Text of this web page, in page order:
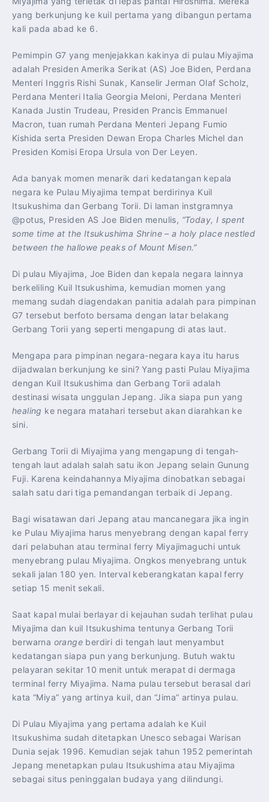
yang berkunjung ke kuil pertama yang dibangun pertama
kali pada abad ke 6.
Pemimpin G7 yang menjejakkan kakinya di pulau Miyajima
adalah Presiden Amerika Serikat (AS) Joe Biden, Perdana
Menteri Inggris Rishi Sunak, Kanselir Jerman Olaf Scholz,
Perdana Menteri Italia Georgia Meloni, Perdana Menteri
Kanada Justin Trudeau, Presiden Prancis Emmanuel
Macron, tuan rumah Perdana Menteri Jepang Fumio
Kishida serta Presiden Dewan Eropa Charles Michel dan
Presiden Komisi Eropa Ursula von Der Leyen.
Ada banyak momen menarik dari kedatangan kepala
negara ke Pulau Miyajima tempat berdirinya Kuil
Itsukushima dan Gerbang Torii. Di laman instgramnya
@potus, Presiden AS Joe Biden menulis, “Today, I spent
some time at the Itsukushima Shrine – a holy place nestled
between the hallowe peaks of Mount Misen.”
Di pulau Miyajima, Joe Biden dan kepala negara lainnya
berkeliling Kuil Itsukushima, kemudian momen yang
memang sudah diagendakan panitia adalah para pimpinan
G7 tersebut berfoto bersama dengan latar belakang
Gerbang Torii yang seperti mengapung di atas laut.
Mengapa para pimpinan negara-negara kaya itu harus
dijadwalan berkunjung ke sini? Yang pasti Pulau Miyajima
dengan Kuil Itsukushima dan Gerbang Torii adalah
destinasi wisata unggulan Jepang. Jika siapa pun yang
healing ke negara matahari tersebut akan diarahkan ke
sini.
Gerbang Torii di Miyajima yang mengapung di tengah-
tengah laut adalah salah satu ikon Jepang selain Gunung
Fuji. Karena keindahannya Miyajima dinobatkan sebagai
salah satu dari tiga pemandangan terbaik di Jepang.
Bagi wisatawan dari Jepang atau mancanegara jika ingin
ke Pulau Miyajima harus menyebrang dengan kapal ferry
dari pelabuhan atau terminal ferry Miyajimaguchi untuk
menyebrang pulau Miyajima. Ongkos menyebrang untuk
sekali jalan 180 yen. Interval keberangkatan kapal ferry
setiap 15 menit sekali.
Saat kapal mulai berlayar di kejauhan sudah terlihat pulau
Miyajima dan kuil Itsukushima tentunya Gerbang Torii
berwarna orange berdiri di tengah laut menyambut
kedatangan siapa pun yang berkunjung. Butuh waktu
pelayaran sekitar 10 menit untuk merapat di dermaga
terminal ferry Miyajima. Nama pulau tersebut berasal dari
kata “Miya” yang artinya kuil, dan “Jima” artinya pulau.
Di Pulau Miyajima yang pertama adalah ke Kuil
Itsukushima sudah ditetapkan Unesco sebagai Warisan
Dunia sejak 1996. Kemudian sejak tahun 1952 pemerintah
Jepang menetapkan pulau Itsukushima atau Miyajima
sebagai situs peninggalan budaya yang dilindungi.